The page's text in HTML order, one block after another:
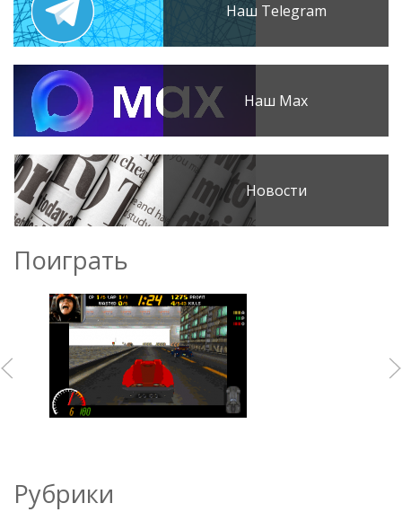
Наш Telegram
Наш Max
Новости
Поиграть
Рубрики